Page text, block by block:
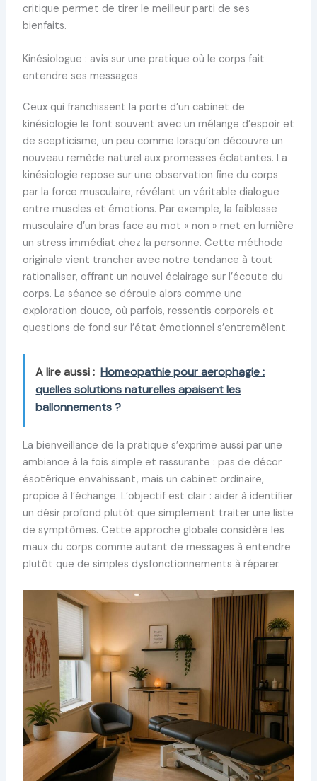
critique permet de tirer le meilleur parti de ses
bienfaits.
Kinésiologue : avis sur une pratique où le corps fait
entendre ses messages
Ceux qui franchissent la porte d’un cabinet de
kinésiologie le font souvent avec un mélange d’espoir et
de scepticisme, un peu comme lorsqu’on découvre un
nouveau remède naturel aux promesses éclatantes. La
kinésiologie repose sur une observation fine du corps
par la force musculaire, révélant un véritable dialogue
entre muscles et émotions. Par exemple, la faiblesse
musculaire d’un bras face au mot « non » met en lumière
un stress immédiat chez la personne. Cette méthode
originale vient trancher avec notre tendance à tout
rationaliser, offrant un nouvel éclairage sur l’écoute du
corps. La séance se déroule alors comme une
exploration douce, où parfois, ressentis corporels et
questions de fond sur l’état émotionnel s’entremêlent.
A lire aussi : Homeopathie pour aerophagie :
quelles solutions naturelles apaisent les
ballonnements ?
La bienveillance de la pratique s’exprime aussi par une
ambiance à la fois simple et rassurante : pas de décor
ésotérique envahissant, mais un cabinet ordinaire,
propice à l’échange. L’objectif est clair : aider à identifier
un désir profond plutôt que simplement traiter une liste
de symptômes. Cette approche globale considère les
maux du corps comme autant de messages à entendre
plutôt que de simples dysfonctionnements à réparer.